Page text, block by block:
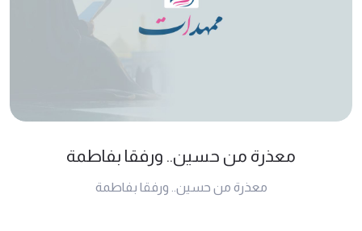
معذرة من حسين.. ورفقا بفاطمة
معذرة من حسين.. ورفقا بفاطمة